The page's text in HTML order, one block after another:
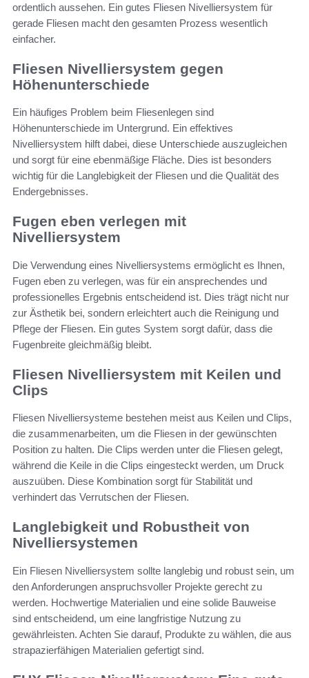
ordentlich aussehen. Ein gutes Fliesen Nivelliersystem für
gerade Fliesen macht den gesamten Prozess wesentlich
einfacher.
Fliesen Nivelliersystem gegen
Höhenunterschiede
Ein häufiges Problem beim Fliesenlegen sind
Höhenunterschiede im Untergrund. Ein effektives
Nivelliersystem hilft dabei, diese Unterschiede auszugleichen
und sorgt für eine ebenmäßige Fläche. Dies ist besonders
wichtig für die Langlebigkeit der Fliesen und die Qualität des
Endergebnisses.
Fugen eben verlegen mit
Nivelliersystem
Die Verwendung eines Nivelliersystems ermöglicht es Ihnen,
Fugen eben zu verlegen, was für ein ansprechendes und
professionelles Ergebnis entscheidend ist. Dies trägt nicht nur
zur Ästhetik bei, sondern erleichtert auch die Reinigung und
Pflege der Fliesen. Ein gutes System sorgt dafür, dass die
Fugenbreite gleichmäßig bleibt.
Fliesen Nivelliersystem mit Keilen und
Clips
Fliesen Nivelliersysteme bestehen meist aus Keilen und Clips,
die zusammenarbeiten, um die Fliesen in der gewünschten
Position zu halten. Die Clips werden unter die Fliesen gelegt,
während die Keile in die Clips eingesteckt werden, um Druck
auszuüben. Diese Kombination sorgt für Stabilität und
verhindert das Verrutschen der Fliesen.
Langlebigkeit und Robustheit von
Nivelliersystemen
Ein Fliesen Nivelliersystem sollte langlebig und robust sein, um
den Anforderungen anspruchsvoller Projekte gerecht zu
werden. Hochwertige Materialien und eine solide Bauweise
sind entscheidend, um eine langfristige Nutzung zu
gewährleisten. Achten Sie darauf, Produkte zu wählen, die aus
strapazierfähigen Materialien gefertigt sind.